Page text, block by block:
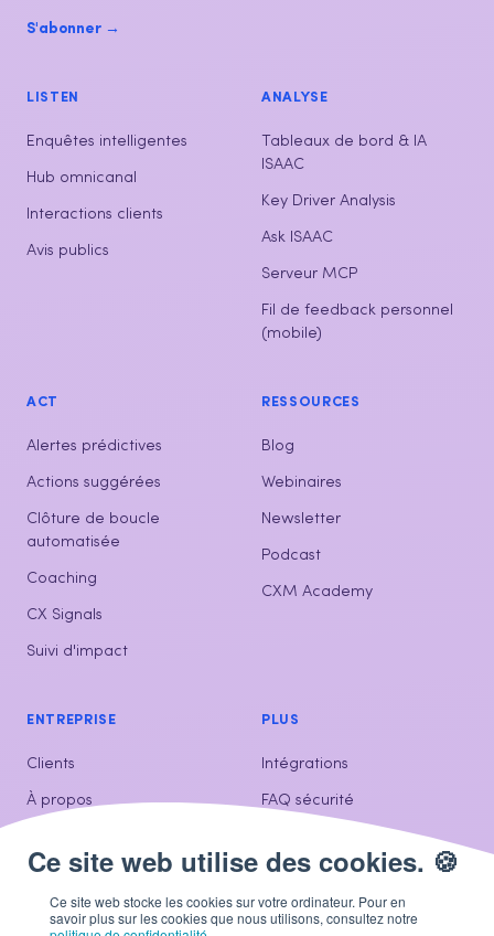
Ce site web stocke les cookies sur votre ordinateur. Pour en
savoir plus sur les cookies que nous utilisons, consultez notre
S'abonner →
LISTEN
Enquêtes intelligentes
Hub omnicanal
Interactions clients
Avis publics
ANALYSE
Tableaux de bord & IA
ISAAC
Key Driver Analysis
Ask ISAAC
Serveur MCP
Fil de feedback personnel
(mobile)
ACT
Alertes prédictives
Actions suggérées
Clôture de boucle
automatisée
Coaching
CX Signals
Suivi d'impact
RESSOURCES
Blog
Webinaires
Newsletter
Podcast
CXM Academy
ENTREPRISE
Clients
À propos
PLUS
Intégrations
FAQ sécurité